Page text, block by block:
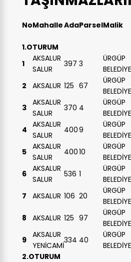
NoMahalleAdaParselMalik
1.OTURUM
1
AKSALUR
SALUR
397 3
ÜRGÜP
2 AKSALUR 125 67
ÜRGÜP
3
AKSALUR
SALUR
370 4
ÜRGÜP
4
AKSALUR
SALUR
4009
ÜRGÜP
5
AKSALUR
SALUR
40010
ÜRGÜP
6
AKSALUR
SALUR
536 1
ÜRGÜP
7 AKSALUR 106 20
ÜRGÜP
8 AKSALUR 125 97
ÜRGÜP
9
AKSALUR
YENİCAMİ
334 40
ÜRGÜP
2.OTURUM